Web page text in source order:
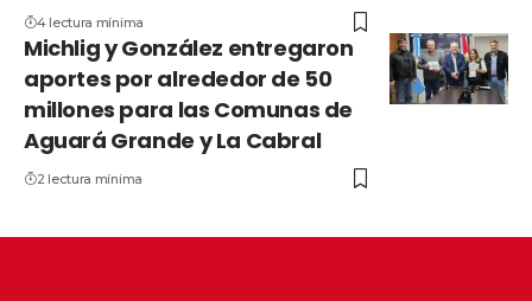
4 lectura mínima
Michlig y González entregaron
aportes por alrededor de 50
millones para las Comunas de
Aguará Grande y La Cabral
2 lectura mínima